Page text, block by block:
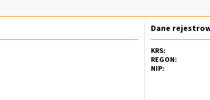
Dane
KRS:
REGON:
NIP: